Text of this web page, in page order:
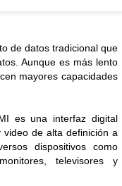
de datos tradicional que
Aunque es más lento
mayores capacidades
es una interfaz digital
de alta definición a
dispositivos como
televisores y
pocos días para
en Solve for